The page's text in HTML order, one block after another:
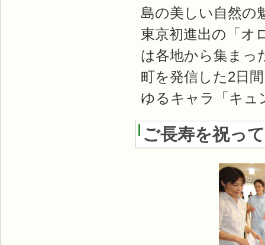
島の美しい自然の
東京初進出の「オ
は各地から集まっ
町を発信した2日
ゆるキャラ「キュ
ご長寿を祝っ